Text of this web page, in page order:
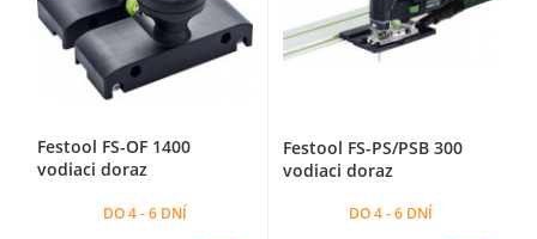
Festool FS-OF 1400
vodiaci doraz
DO 4 - 6 DNÍ
Festool FS-PS/PSB 300
vodiaci doraz
DO 4 - 6 DNÍ